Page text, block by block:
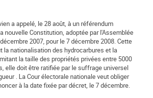
a appelé, le 28 août, à un référendum
nouvelle Constitution, adoptée par l'Assemblée
2007, pour le 7 décembre 2008. Cette
la nationalisation des hydrocarbures et la
la taille des propriétés privées entre 5000
elle doit être ratifiée par le suffrage universel
. La Cour électorale nationale veut obliger
à la date fixée par décret, le 7 décembre.